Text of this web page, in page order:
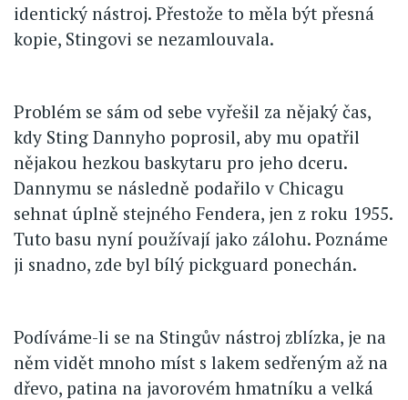
identický nástroj. Přestože to měla být přesná
kopie, Stingovi se nezamlouvala.
Problém se sám od sebe vyřešil za nějaký čas,
kdy Sting Dannyho poprosil, aby mu opatřil
nějakou hezkou baskytaru pro jeho dceru.
Dannymu se následně podařilo v Chicagu
sehnat úplně stejného Fendera, jen z roku 1955.
Tuto basu nyní používají jako zálohu. Poznáme
ji snadno, zde byl bílý pickguard ponechán.
Podíváme-li se na Stingův nástroj zblízka, je na
něm vidět mnoho míst s lakem sedřeným až na
dřevo, patina na javorovém hmatníku a velká